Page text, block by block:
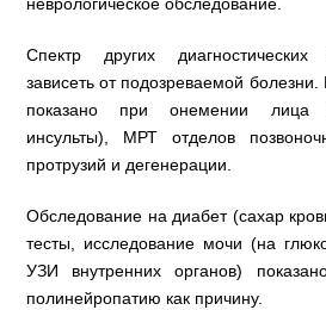
неврологическое обследование.
Спектр других
зависеть от подозреваемой
показано при онемении лица
инсульты), МРТ отделов
протрузий и дегенерации.
Обследование на диабет (сахар
тесты, исследование мочи (на
УЗИ внутренних органов)
полинейропатию как причину.